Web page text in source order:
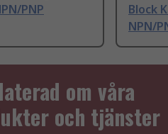
PNP
Block
NPN/
om våra
och tjänster